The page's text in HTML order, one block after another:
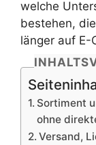
welche
bestehen,
länger auf E-
Sortiment
ohne
Versand,